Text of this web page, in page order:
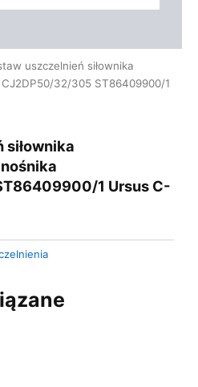
uszczelnień siłownika
32/305 ST86409900/1
siłownika
1 Ursus C-